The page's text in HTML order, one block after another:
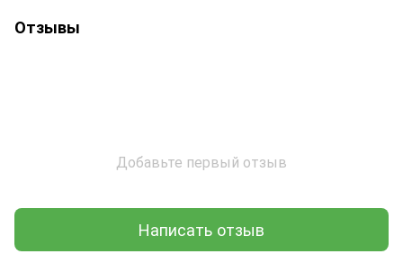
Отзывы
Добавьте первый отзыв
Написать отзыв